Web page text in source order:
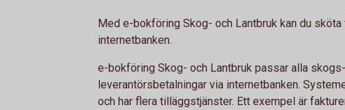
Med e-bokföring Skog- och Lantbruk kan du
internetbanken.
e-bokföring Skog- och Lantbruk passar alla
leverantörsbetalningar via internetbanken.
och har flera tilläggstjänster. Ett exempel är